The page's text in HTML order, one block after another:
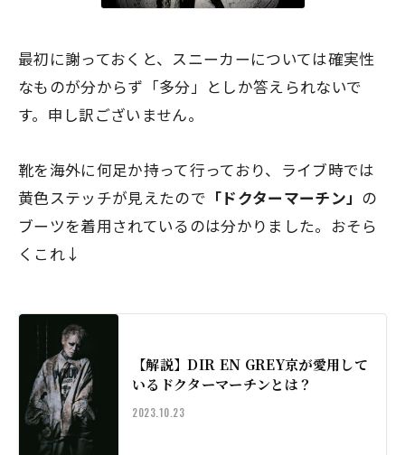
最初に謝っておくと、スニーカーについては確実性
なものが分からず「多分」としか答えられないで
す。申し訳ございません。
靴を海外に何足か持って行っており、ライブ時では
黄色ステッチが見えたので 「ドクターマーチン」 の
ブーツを着用されているのは分かりました。おそら
くこれ↓
【解説】DIR EN GREY京が愛用して
いるドクターマーチンとは？
2023.10.23